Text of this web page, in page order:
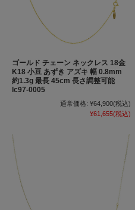
ゴールド チェーン ネックレス 18金
K18 小豆 あずき アズキ 幅 0.8mm
約1.3g 最長 45cm 長さ調整可能
lc97-0005
通常価格: ¥64,900(税込)
¥61,655(税込)